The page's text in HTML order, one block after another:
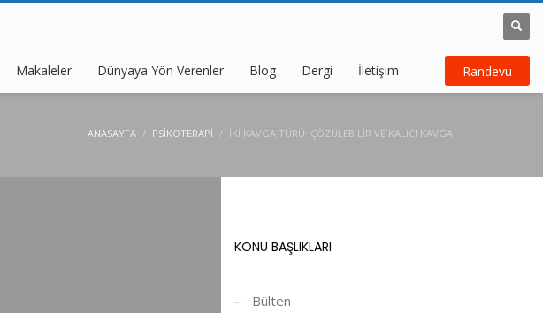
Makaleler Dünyaya Yön Verenler Blog Dergi İletişim Randevu
ANASAYFA PSIKOTERAPI İKI KAVGA TÜRÜ: ÇÖZÜLEBILIR VE KALICI KAVGA
KONU BAŞLIKLARI
Bülten